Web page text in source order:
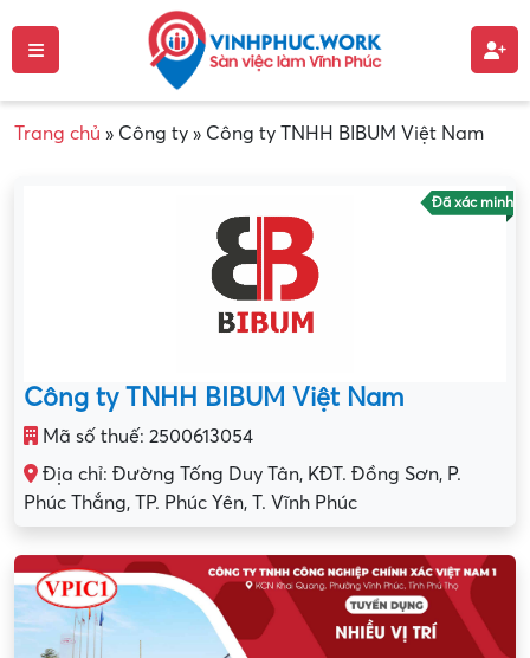
Trang chủ » Công ty » Công ty TNHH BIBUM Việt Nam
Đã xác minh
Công ty TNHH BIBUM Việt Nam
Mã số thuế: 2500613054
Địa chỉ: Đường Tống Duy Tân, KĐT. Đồng Sơn, P.
Phúc Thắng, TP. Phúc Yên, T. Vĩnh Phúc